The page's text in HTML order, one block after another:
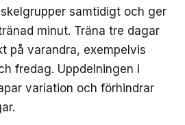
samtidigt och ger
minut. Träna tre dagar
på varandra, exempelvis
fredag. Uppdelningen i
variation och förhindrar